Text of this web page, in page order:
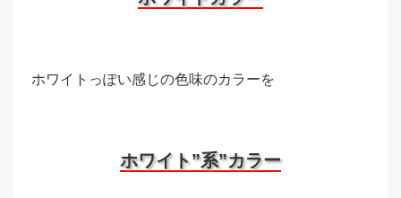
ホワイトっぽい感じの色味のカラーを
ホワイト”系”カラー